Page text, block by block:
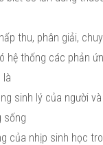
thu, phân giải,
hệ thống các phản
là
sinh lý của người
sống
của nhịp sinh học